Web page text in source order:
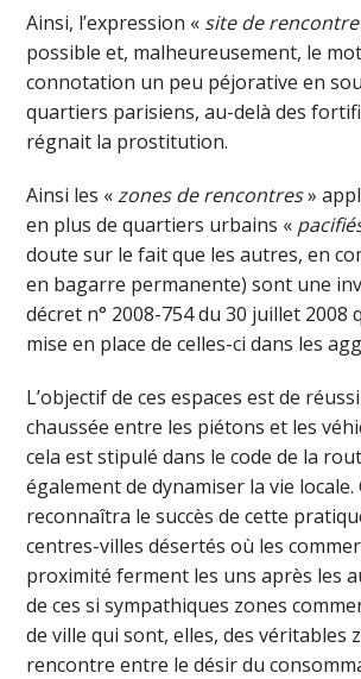
Ainsi, l’expression « site de rencontre
possible et, malheureusement, le
connotation un peu péjorative en
quartiers parisiens, au-delà des
régnait la prostitution.
Ainsi les «zones de rencontres»
en plus de quartiers urbains «
doute sur le fait que les autres, en
en bagarre permanente) sont une
décret n° 2008-754 du 30 juillet 2008
mise en place de celles-ci dans les
L’objectif de ces espaces est de
chaussée entre les piétons et les
cela est stipulé dans le code de la
également de dynamiser la vie locale.
reconnaîtra le succès de cette
centres-villes désertés où les
proximité ferment les uns après les
de ces si sympathiques zones
de ville qui sont, elles, des véritables
rencontre entre le désir du